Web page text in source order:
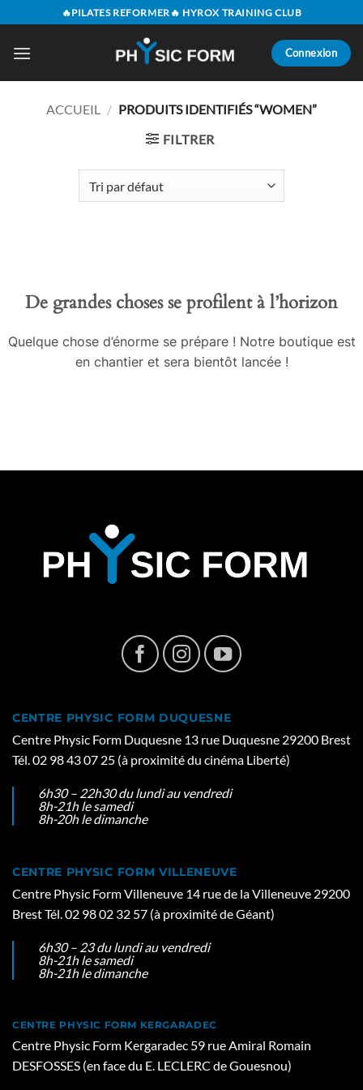
au
contenu
🔥PILATES REFORMER🔥 HYROX TRAINING CLUB
Connexion
ACCUEIL / PRODUITS IDENTIFIÉS “WOMEN”
FILTRER
De grandes choses se profilent à l’horizon
Quelque chose d’énorme se prépare ! Notre boutique est
en chantier et sera bientôt lancée !
CENTRE PHYSIC FORM DUQUESNE
Centre Physic Form Duquesne 13 rue Duquesne 29200 Brest
Tél. 02 98 43 07 25 (à proximité du cinéma Liberté)
6h30 – 22h30 du lundi au vendredi
8h-21h le samedi
8h-20h le dimanche
CENTRE PHYSIC FORM VILLENEUVE
Centre Physic Form Villeneuve 14 rue de la Villeneuve 29200
Brest Tél. 02 98 02 32 57 (à proximité de Géant)
6h30 – 23 du lundi au vendredi
8h-21h le samedi
8h-21h le dimanche
CENTRE PHYSIC FORM KERGARADEC
Centre Physic Form Kergaradec 59 rue Amiral Romain
DESFOSSES (en face du E. LECLERC de Gouesnou)